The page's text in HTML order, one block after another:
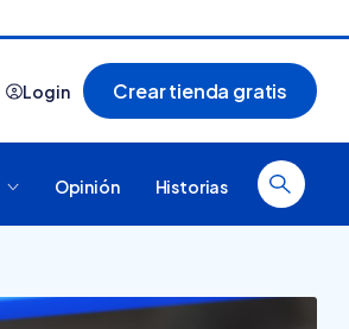
Login Crear tienda gratis
Opinión Historias